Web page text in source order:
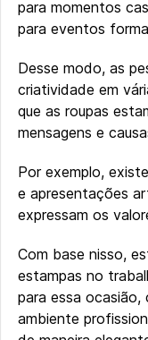
para momentos
para eventos
Desse modo, as
criatividade em
que as roupas
mensagens e
Por exemplo,
e apresentações
expressam os
Com base nisso,
estampas no
para essa ocasião,
ambiente